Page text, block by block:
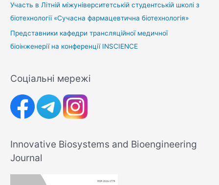
Участь в Літній міжуніверситетській студентській школі з
біотехнології «Сучасна фармацевтична біотехнологія»
Представники кафедри трансляційної медичної
біоінженерії на конференції INSCIENCE
Соціальні мережі
Innovative Biosystems and Bioengineering
Journal